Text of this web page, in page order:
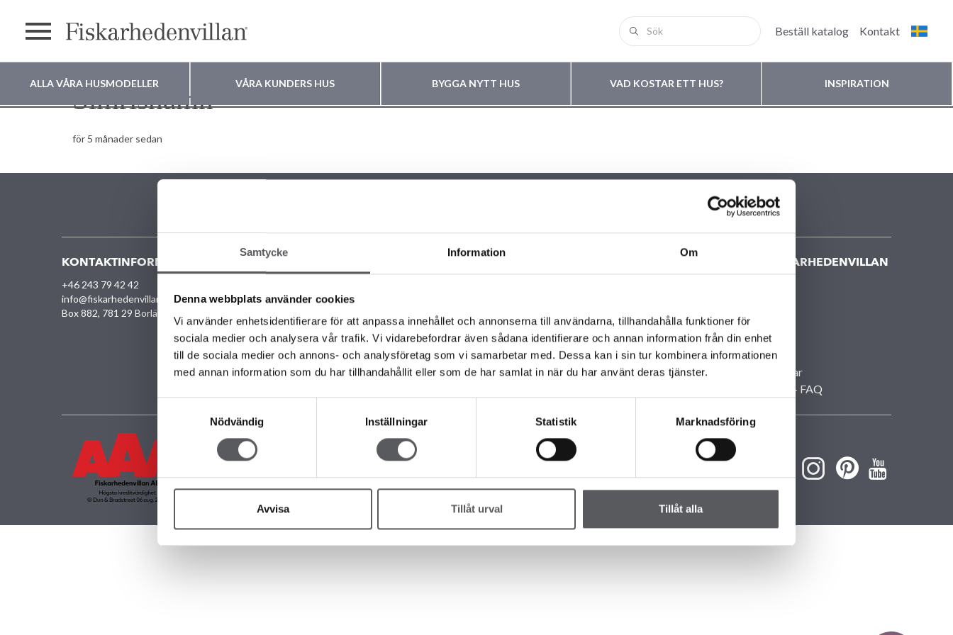
Samtycke Information Om
Denna webbplats använder cookies
Vi använder enhetsidentifierare för att anpassa innehållet och annonserna till användarna, tillhandahålla funktioner för
sociala medier och analysera vår trafik. Vi vidarebefordrar även sådana identifierare och annan information från din enhet
till de sociala medier och annons- och analysföretag som vi samarbetar med. Dessa kan i sin tur kombinera informationen
med annan information som du har tillhandahållit eller som de har samlat in när du har använt deras tjänster.
Nödvändig
Inställningar Statistik Marknadsföring
Avvisa Tillåt urval Tillåt alla
Beställ katalog Kontakt
ALLA VÅRA HUSMODELLER VÅRA KUNDERS HUS BYGGA NYTT HUS VAD KOSTAR ETT HUS? INSPIRATION
Var vill du bygga
ditt hus?
Simrishamn
för 5 månader sedan
KONTAKTINFORMATION
+46 243 79 42 42
info@fiskarhedenvillan.se
Box 882, 781 29 Borlänge
UNIKA HUS
FAMILJÄRKOLLEKTIONEN
FRITIDSHUS
KOMPLEMENTBOSTADSHUS
GARAGE/CARPORTS
Press
Lediga tomter
Nyhetsbrev
KONTAKTA FISKARHEDENVILLAN
Våra kontor
Personuppgifter
Villavisningar
Husbyggarkvällar
Frågor och svar – FAQ